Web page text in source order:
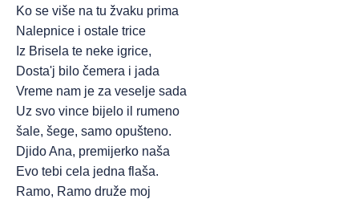
Ko se više na tu žvaku prima
Nalepnice i ostale trice
Iz Brisela te neke igrice,
Dosta'j bilo čemera i jada
Vreme nam je za veselje sada
Uz svo vince bijelo il rumeno
šale, šege, samo opušteno.
Djido Ana, premijerko naša
Evo tebi cela jedna flaša.
Ramo, Ramo druže moj